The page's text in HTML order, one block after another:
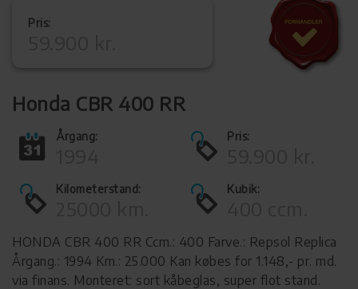
Pris:
Honda CBR 400 RR
Årgang: Pris:
Kilometerstand: Kubik:
HONDA CBR 400 RR Ccm.: 400 Farve.: Repsol Replica
Årgang.: 1994 Km.: 25.000 Kan købes for 1.148,- pr. md.
via finans. Monteret: sort kåbeglas, super flot stand.